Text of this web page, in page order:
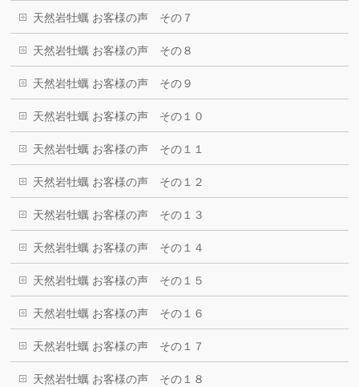
天然岩牡蠣 お客様の声 その７
天然岩牡蠣 お客様の声 その８
天然岩牡蠣 お客様の声 その９
天然岩牡蠣 お客様の声 その１０
天然岩牡蠣 お客様の声 その１１
天然岩牡蠣 お客様の声 その１２
天然岩牡蠣 お客様の声 その１３
天然岩牡蠣 お客様の声 その１４
天然岩牡蠣 お客様の声 その１５
天然岩牡蠣 お客様の声 その１６
天然岩牡蠣 お客様の声 その１７
天然岩牡蠣 お客様の声 その１８